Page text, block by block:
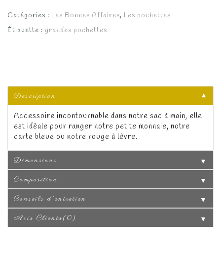
30.00€. 25.00€.
Catégories : Les Bonnes Affaires, Les pochettes
Étiquette : grandes pochettes
Description
▼
Accessoire incontournable dans notre sac à main, elle
est idéale pour ranger notre petite monnaie, notre
carte bleue ou notre rouge à lèvre.
Dimensions ▼
Composition ▼
Conseils d'entretien ▼
Avis Clients(0) ▼